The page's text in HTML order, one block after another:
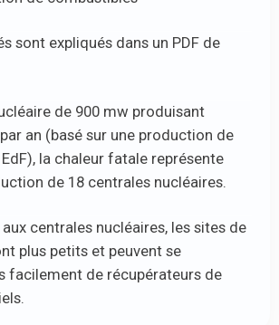
sont expliqués dans un PDF de
de 900 mw produisant
an (basé sur une production de
la chaleur fatale représente
de 18 centrales nucléaires.
centrales nucléaires, les sites de
plus petits et peuvent se
facilement de récupérateurs de